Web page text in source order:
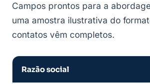
Campos prontos para a
uma amostra ilustrativa do
contatos vêm completos.
Razão social